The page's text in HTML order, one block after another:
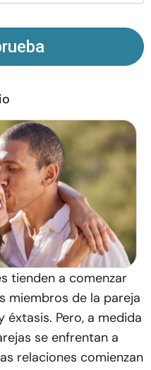
Publicidad con
derechos reservados.
tienden a comenzar
miembros de la pareja
Pero, a medida
se enfrentan a
relaciones comienzan